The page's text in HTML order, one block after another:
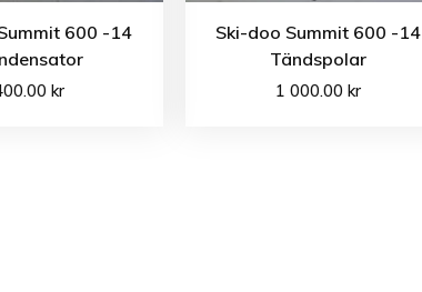
600 -14
kr
Ski-doo Summit 600 -14
Tändspolar
1 000.00kr